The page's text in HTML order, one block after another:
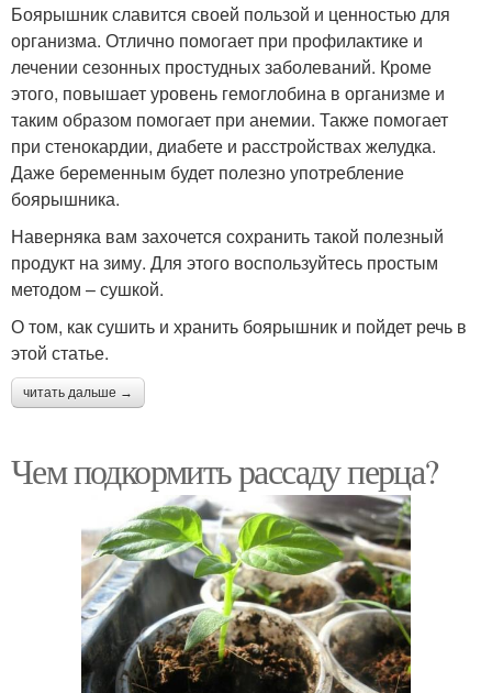
Боярышник славится своей пользой и ценностью для
организма. Отлично помогает при профилактике и
лечении сезонных простудных заболеваний. Кроме
этого, повышает уровень гемоглобина в организме и
таким образом помогает при анемии. Также помогает
при стенокардии, диабете и расстройствах желудка.
Даже беременным будет полезно употребление
боярышника.
Наверняка вам захочется сохранить такой полезный
продукт на зиму. Для этого воспользуйтесь простым
методом – сушкой.
О том, как сушить и хранить боярышник и пойдет речь в
этой статье.
читать дальше →
Чем подкормить рассаду перца?